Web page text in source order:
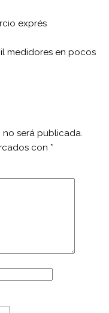
exprés
medidores en pocos
será publicada.
con *